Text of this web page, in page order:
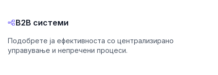
B2B системи
Подобрете ја ефективноста со централизирано
управување и непречени процеси.